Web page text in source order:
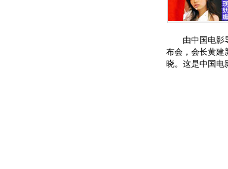
由中国电影导
布会，会长黄建
晓。这是中国电